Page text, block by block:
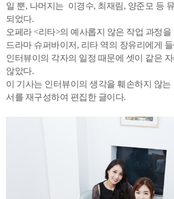
일 뿐, 나머지는 이경수, 최재림, 양준모 등
되었다.
오페라 <리타>의 예사롭지 않은 작업 과정
드라마 슈퍼바이저, 리타 역의 장유리에게
인터뷰이의 각자의 일정 때문에 셋이 같은
않았다.
이 기사는 인터뷰이의 생각을 훼손하지 않
서를 재구성하여 편집한 글이다.